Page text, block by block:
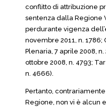
conflitto di attribuzione
sentenza dalla Regione
perdurante vigenza
novembre 2011, n. 1786;
Plenaria, 7 aprile 2008, n.
ottobre 2008, n. 4793;
n. 4666).
Pertanto,
Regione, non vi è alcun